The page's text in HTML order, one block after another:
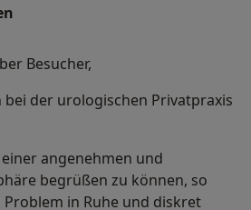
Besucher,
der urologischen Privatpraxis
angenehmen und
begrüßen zu können, so
in Ruhe und diskret